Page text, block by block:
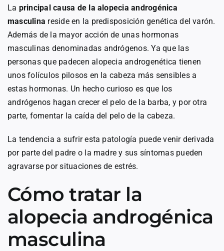
La principal causa de la alopecia androgénica
masculina reside en la predisposición genética del varón.
Además de la mayor acción de unas hormonas
masculinas denominadas andrógenos. Ya que las
personas que padecen alopecia androgenética tienen
unos folículos pilosos en la cabeza más sensibles a
estas hormonas. Un hecho curioso es que los
andrógenos hagan crecer el pelo de la barba, y por otra
parte, fomentar la caída del pelo de la cabeza.
La tendencia a sufrir esta patología puede venir derivada
por parte del padre o la madre y sus síntomas pueden
agravarse por situaciones de estrés.
Cómo tratar la
alopecia androgénica
masculina